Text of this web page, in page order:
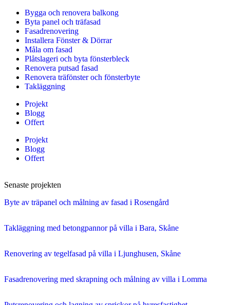
Bygga och renovera balkong
Byta panel och träfasad
Fasadrenovering
Installera Fönster & Dörrar
Måla om fasad
Plåtslageri och byta fönsterbleck
Renovera putsad fasad
Renovera träfönster och fönsterbyte
Takläggning
Projekt
Blogg
Offert
Projekt
Blogg
Offert
Senaste projekten
Byte av träpanel och målning av fasad i Rosengård
Takläggning med betongpannor på villa i Bara, Skåne
Renovering av tegelfasad på villa i Ljunghusen, Skåne
Fasadrenovering med skrapning och målning av villa i Lomma